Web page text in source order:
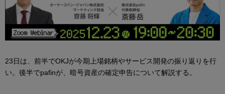
23日は、前半でOKJが今期上場銘柄やサービス開発の振り返りを行
い。後半でpafinが、暗号資産の確定申告について解説する。